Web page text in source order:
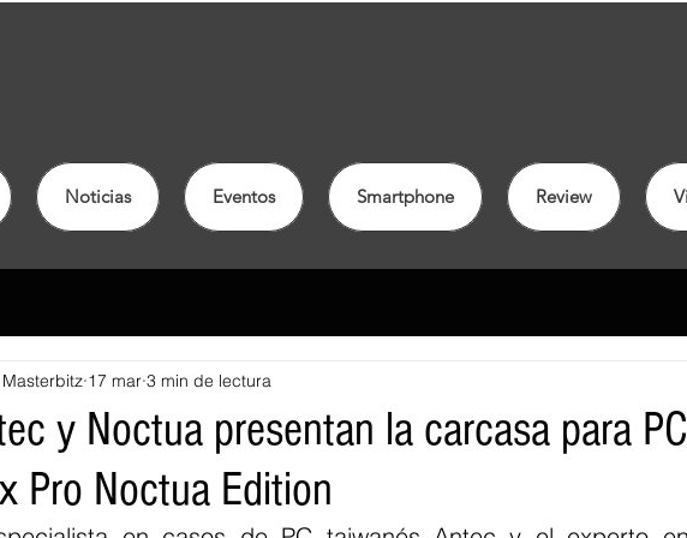
Noticias Eventos Smartphone Review
y Noctua presentan la carcasa para
Pro Noctua Edition
Masterbitz 17 mar 3 min de lectura